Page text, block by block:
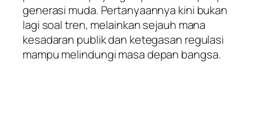
generasi muda. Pertanyaannya kini bukan
lagi soal tren, melainkan sejauh mana
kesadaran publik dan ketegasan regulasi
mampu melindungi masa depan bangsa.